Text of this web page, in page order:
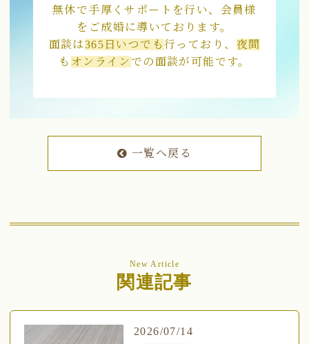
無休で手厚くサポートを行い、会員様
をご成婚に導いております。
面談は365日いつでも行っており、 夜間
も オンラインでの面談が可能です。
一覧へ戻る
New Article
関連記事
2026/07/14